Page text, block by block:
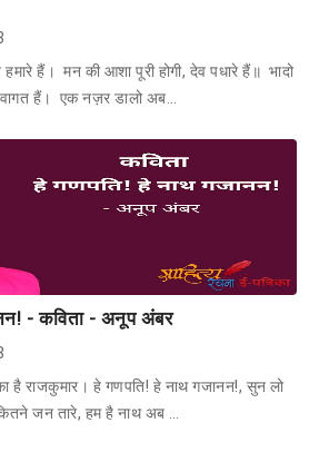
हैं। मन की आशा पूरी होगी, देव पधारे हैं॥ भादो
हैं। एक नज़र डालो अब…
- कविता - अनूप अंबर
का है राजकुमार। हे गणपति! हे नाथ गजानन!, सुन लो
जन तारे, हम है नाथ अब …